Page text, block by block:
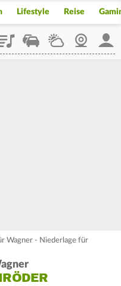
Lifestyle Reise
StaupilotWetterWebcam
Wagner - Niederlage für